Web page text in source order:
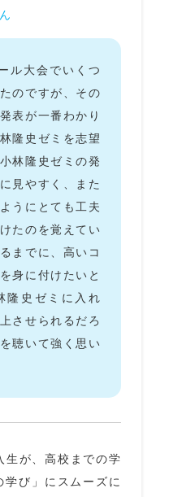
ル大会でいくつ
のですが、その
表が一番わかり
隆史ゼミを志望
林隆史ゼミの発
見やすく、また
うにとても工夫
たのを覚えてい
までに、高いコ
身に付けたいと
隆史ゼミに入れ
させられるだろ
聴いて強く思い
生が、高校までの学
び」にスムーズに